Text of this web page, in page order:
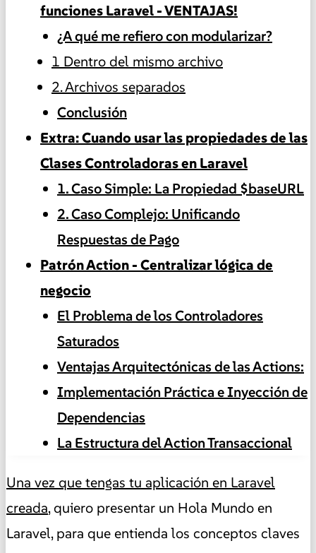
funciones Laravel - VENTAJAS!
¿A qué me refiero con modularizar?
1 Dentro del mismo archivo
2. Archivos separados
Conclusión
Extra: Cuando usar las propiedades de las
Clases Controladoras en Laravel
1. Caso Simple: La Propiedad $baseURL
2. Caso Complejo: Unificando
Respuestas de Pago
Patrón Action - Centralizar lógica de
negocio
El Problema de los Controladores
Saturados
Ventajas Arquitectónicas de las Actions:
Implementación Práctica e Inyección de
Dependencias
La Estructura del Action Transaccional
Una vez que tengas tu aplicación en Laravel
creada, quiero presentar un Hola Mundo en
Laravel, para que entienda los conceptos claves